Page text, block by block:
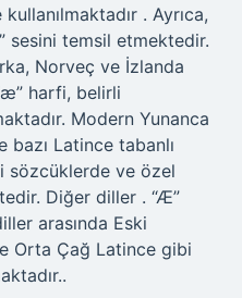
. Ayrıca,
sesini temsil etmektedir.
Norveç ve İzlanda
harfi, belirli
Modern Yunanca
bazı Latince tabanlı
sözcüklerde ve özel
Diğer diller . “Æ”
arasında Eski
Orta Çağ Latince gibi